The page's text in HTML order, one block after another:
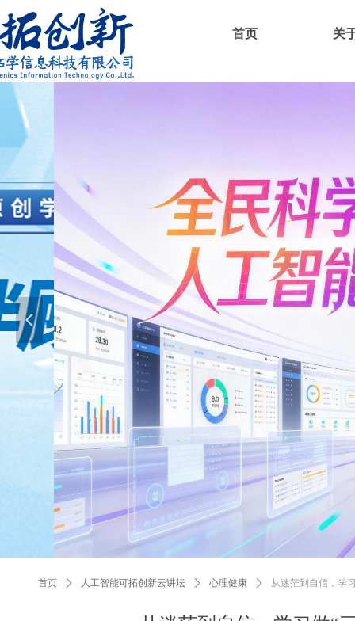
끠
넳
首页 关
首页 ꄲ 人工智能可拓创新云讲坛 ꄲ 心理健康 ꄲ 从迷茫到自信，学